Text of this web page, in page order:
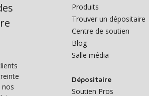
nos
Produits
Trouver un dépositaire
Centre de soutien
Blog
Salle média
Dépositaire
Soutien Pros